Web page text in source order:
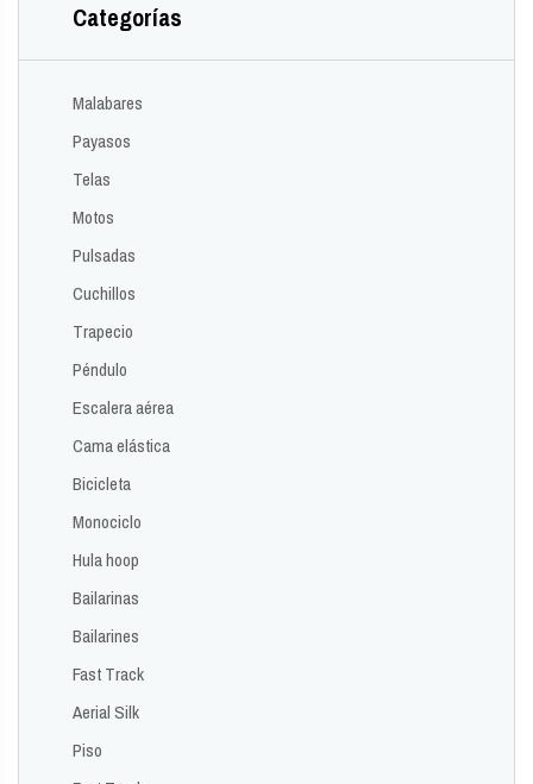
Categorías
Malabares
Payasos
Telas
Motos
Pulsadas
Cuchillos
Trapecio
Péndulo
Escalera aérea
Cama elástica
Bicicleta
Monociclo
Hula hoop
Bailarinas
Bailarines
Fast Track
Aerial Silk
Piso